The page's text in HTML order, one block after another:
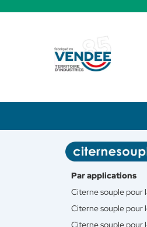
Par applications
Citerne souple pour
Citerne souple pour